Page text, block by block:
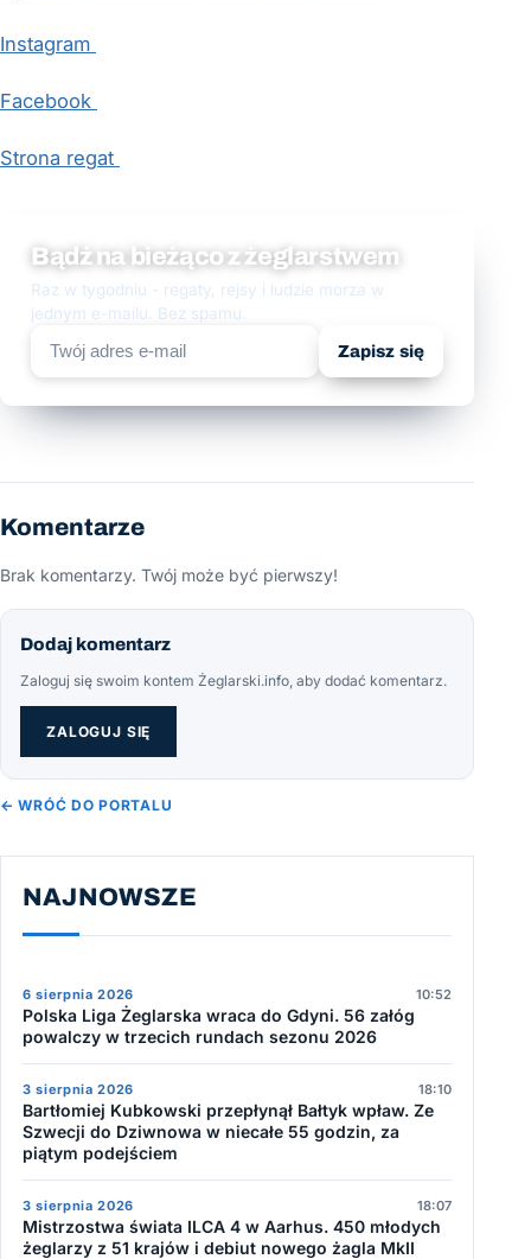
Instagram
Facebook
Strona regat
Bądź na bieżąco z żeglarstwem
Raz w tygodniu - regaty, rejsy i ludzie morza w
jednym e-mailu. Bez spamu.
Zapisz się
Komentarze
Brak komentarzy. Twój może być pierwszy!
Dodaj komentarz
Zaloguj się swoim kontem Żeglarski.info, aby dodać komentarz.
ZALOGUJ SIĘ
← WRÓĆ DO PORTALU
NAJNOWSZE
6 sierpnia 2026 10:52
Polska Liga Żeglarska wraca do Gdyni. 56 załóg
powalczy w trzecich rundach sezonu 2026
3 sierpnia 2026 18:10
Bartłomiej Kubkowski przepłynął Bałtyk wpław. Ze
Szwecji do Dziwnowa w niecałe 55 godzin, za
piątym podejściem
3 sierpnia 2026 18:07
Mistrzostwa świata ILCA 4 w Aarhus. 450 młodych
żeglarzy z 51 krajów i debiut nowego żagla MkII